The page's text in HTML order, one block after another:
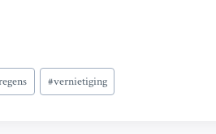
#vernietiging